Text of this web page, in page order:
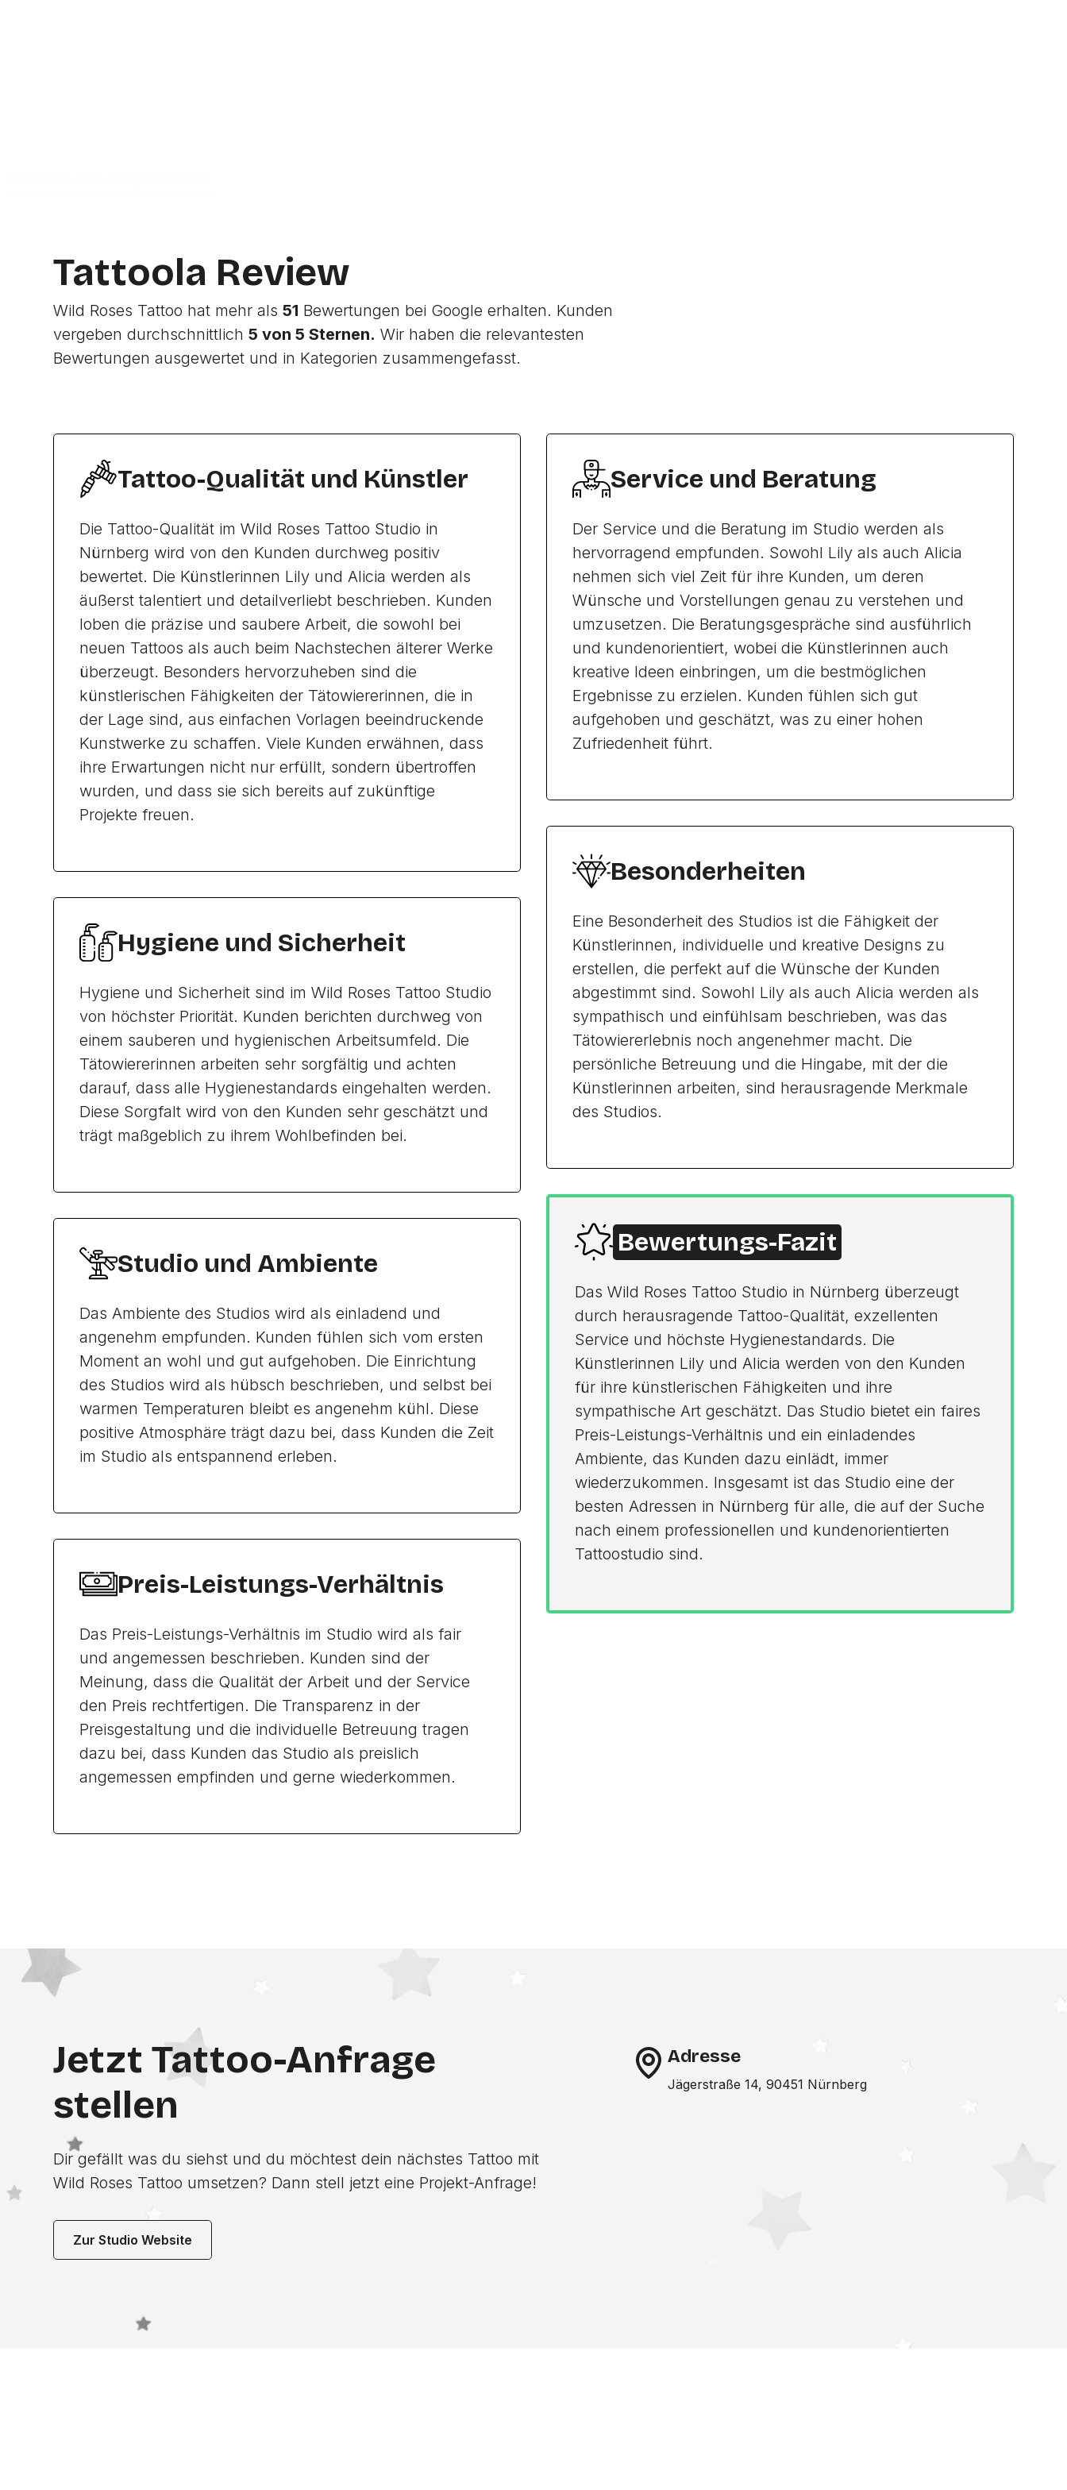
Tattoola Review
Wild Roses Tattoo hat mehr als51 Bewertungen bei Google erhalten. Kunden
vergeben durchschnittlich5 von 5 Sternen. Wir haben die relevantesten
Bewertungen ausgewertet und in Kategorien zusammengefasst.
Tattoo-Qualität und Künstler
Die Tattoo-Qualität im Wild Roses Tattoo Studio in
Nürnberg wird von den Kunden durchweg positiv
bewertet. Die Künstlerinnen Lily und Alicia werden als
äußerst talentiert und detailverliebt beschrieben. Kunden
loben die präzise und saubere Arbeit, die sowohl bei
neuen Tattoos als auch beim Nachstechen älterer Werke
überzeugt. Besonders hervorzuheben sind die
künstlerischen Fähigkeiten der Tätowiererinnen, die in
der Lage sind, aus einfachen Vorlagen beeindruckende
Kunstwerke zu schaffen. Viele Kunden erwähnen, dass
ihre Erwartungen nicht nur erfüllt, sondern übertroffen
wurden, und dass sie sich bereits auf zukünftige
Projekte freuen.
Hygiene und Sicherheit
Hygiene und Sicherheit sind im Wild Roses Tattoo Studio
von höchster Priorität. Kunden berichten durchweg von
einem sauberen und hygienischen Arbeitsumfeld. Die
Tätowiererinnen arbeiten sehr sorgfältig und achten
darauf, dass alle Hygienestandards eingehalten werden.
Diese Sorgfalt wird von den Kunden sehr geschätzt und
trägt maßgeblich zu ihrem Wohlbefinden bei.
Studio und Ambiente
Das Ambiente des Studios wird als einladend und
angenehm empfunden. Kunden fühlen sich vom ersten
Moment an wohl und gut aufgehoben. Die Einrichtung
des Studios wird als hübsch beschrieben, und selbst bei
warmen Temperaturen bleibt es angenehm kühl. Diese
positive Atmosphäre trägt dazu bei, dass Kunden die Zeit
im Studio als entspannend erleben.
Preis-Leistungs-Verhältnis
Das Preis-Leistungs-Verhältnis im Studio wird als fair
und angemessen beschrieben. Kunden sind der
Meinung, dass die Qualität der Arbeit und der Service
den Preis rechtfertigen. Die Transparenz in der
Preisgestaltung und die individuelle Betreuung tragen
dazu bei, dass Kunden das Studio als preislich
angemessen empfinden und gerne wiederkommen.
Service und Beratung
Der Service und die Beratung im Studio werden als
hervorragend empfunden. Sowohl Lily als auch Alicia
nehmen sich viel Zeit für ihre Kunden, um deren
Wünsche und Vorstellungen genau zu verstehen und
umzusetzen. Die Beratungsgespräche sind ausführlich
und kundenorientiert, wobei die Künstlerinnen auch
kreative Ideen einbringen, um die bestmöglichen
Ergebnisse zu erzielen. Kunden fühlen sich gut
aufgehoben und geschätzt, was zu einer hohen
Zufriedenheit führt.
Besonderheiten
Eine Besonderheit des Studios ist die Fähigkeit der
Künstlerinnen, individuelle und kreative Designs zu
erstellen, die perfekt auf die Wünsche der Kunden
abgestimmt sind. Sowohl Lily als auch Alicia werden als
sympathisch und einfühlsam beschrieben, was das
Tätowiererlebnis noch angenehmer macht. Die
persönliche Betreuung und die Hingabe, mit der die
Künstlerinnen arbeiten, sind herausragende Merkmale
des Studios.
Bewertungs-Fazit
Das Wild Roses Tattoo Studio in Nürnberg überzeugt
durch herausragende Tattoo-Qualität, exzellenten
Service und höchste Hygienestandards. Die
Künstlerinnen Lily und Alicia werden von den Kunden
für ihre künstlerischen Fähigkeiten und ihre
sympathische Art geschätzt. Das Studio bietet ein faires
Preis-Leistungs-Verhältnis und ein einladendes
Ambiente, das Kunden dazu einlädt, immer
wiederzukommen. Insgesamt ist das Studio eine der
besten Adressen in Nürnberg für alle, die auf der Suche
nach einem professionellen und kundenorientierten
Tattoostudio sind.
Jetzt Tattoo-Anfrage
stellen
Dir gefällt was du siehst und du möchtest dein nächstes Tattoo mit
Wild Roses Tattoo umsetzen? Dann stell jetzt eine Projekt-Anfrage!
Zur Studio Website
Adresse
Jägerstraße 14, 90451 Nürnberg